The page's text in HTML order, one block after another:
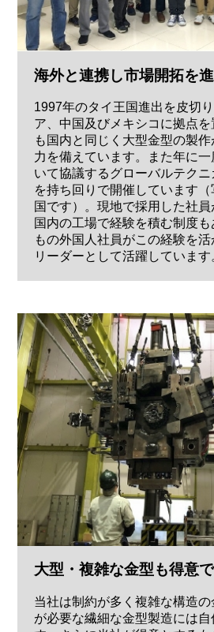
海外と連携し市場開拓を
1997年のタイ王国進出を皮切
ア、中国及びメキシコに拠点
も国内と同じく大型金型の製
力を備えています。また年に
いて協議するグローバルテク
を持ち回りで開催しています
国です）。現地で採用した社員
国内の工場で経験を積む制度も
もの外国人社員がこの経験を
リーダーとして活躍しています
大型・複雑な金型も得意
当社は制約が多く複雑な構造
が必要な繊細な金型製造には自